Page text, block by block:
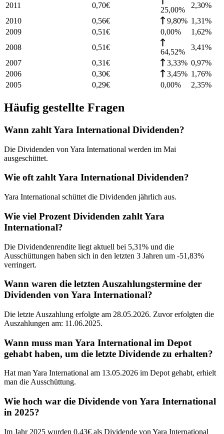
2011 0,70€
25,00%
2,30%
2010
0,56€ 9,80% 1,31%
2009
0,51€ 0,00% 1,62%
2008
0,51€
64,52%
3,41%
2007
0,31€ 3,33% 0,97%
2006
0,30€ 3,45% 1,76%
2005
0,29€ 0,00% 2,35%
Häufig gestellte Fragen
Wann zahlt Yara International Dividenden?
Die Dividenden von Yara International werden im Mai
ausgeschüttet.
Wie oft zahlt Yara International Dividenden?
Yara International schüttet die Dividenden jährlich aus.
Wie viel Prozent Dividenden zahlt Yara
International?
Die Dividendenrendite liegt aktuell bei 5,31% und die
Ausschüttungen haben sich in den letzten 3 Jahren um -51,83%
verringert.
Wann waren die letzten Auszahlungstermine der
Dividenden von Yara International?
Die letzte Auszahlung erfolgte am 28.05.2026. Zuvor erfolgten die
Auszahlungen am: 11.06.2025.
Wann muss man Yara International im Depot
gehabt haben, um die letzte Dividende zu erhalten?
Hat man Yara International am 13.05.2026 im Depot gehabt, erhielt
man die Ausschüttung.
Wie hoch war die Dividende von Yara International
in 2025?
Im Jahr 2025 wurden 0,43€ als Dividende von Yara International